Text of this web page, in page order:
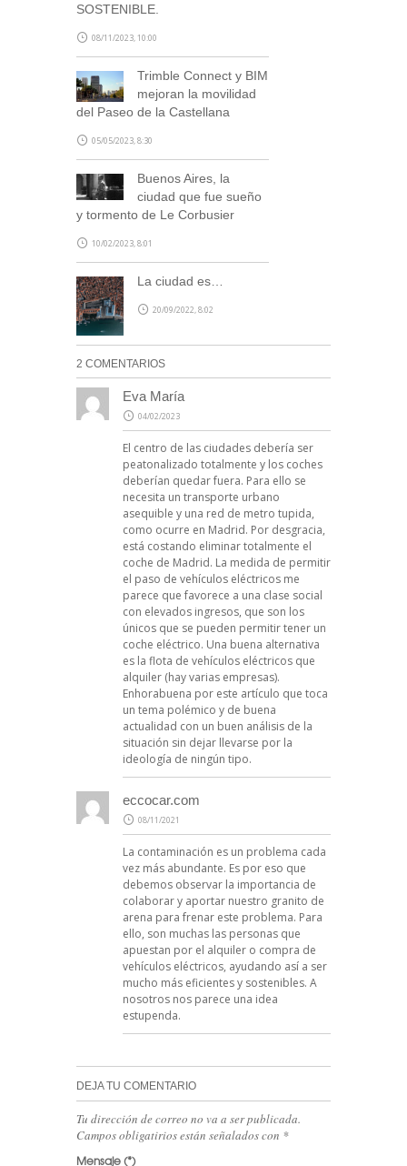
SUSCRÍBETE
SOSTENIBLE.
08/11/2023, 10:00
Trimble Connect y BIM
mejoran la movilidad
del Paseo de la Castellana
05/05/2023, 8:30
Buenos Aires, la
ciudad que fue sueño
y tormento de Le Corbusier
10/02/2023, 8:01
La ciudad es…
20/09/2022, 8:02
2 COMENTARIOS
Eva María
04/02/2023
El centro de las ciudades debería ser
peatonalizado totalmente y los coches
deberían quedar fuera. Para ello se
necesita un transporte urbano
asequible y una red de metro tupida,
como ocurre en Madrid. Por desgracia,
está costando eliminar totalmente el
coche de Madrid. La medida de permitir
el paso de vehículos eléctricos me
parece que favorece a una clase social
con elevados ingresos, que son los
únicos que se pueden permitir tener un
coche eléctrico. Una buena alternativa
es la flota de vehículos eléctricos que
alquiler (hay varias empresas).
Enhorabuena por este artículo que toca
un tema polémico y de buena
actualidad con un buen análisis de la
situación sin dejar llevarse por la
ideología de ningún tipo.
eccocar.com
08/11/2021
La contaminación es un problema cada
vez más abundante. Es por eso que
debemos observar la importancia de
colaborar y aportar nuestro granito de
arena para frenar este problema. Para
ello, son muchas las personas que
apuestan por el alquiler o compra de
vehículos eléctricos, ayudando así a ser
mucho más eficientes y sostenibles. A
nosotros nos parece una idea
estupenda.
DEJA TU COMENTARIO
Tu dirección de correo no va a ser publicada.
Campos obligatirios están señalados con *
Mensaje(*)